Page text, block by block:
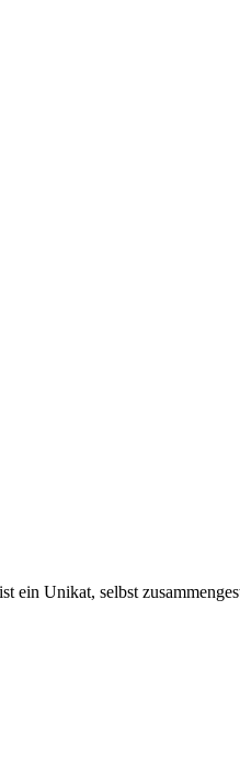
ein Unikat, selbst